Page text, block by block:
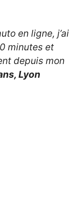
en ligne, j’ai
minutes et
depuis mon
Lyon